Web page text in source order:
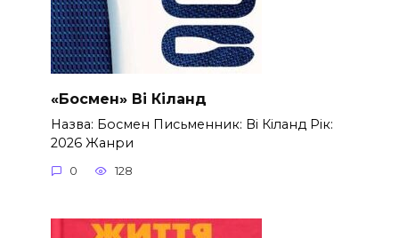
«Босмен» Ві Кіланд
Назва: Босмен Письменник: Ві Кіланд Рік:
2026 Жанри
0 128